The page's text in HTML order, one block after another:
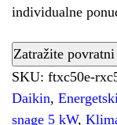
individualne
SKU: ftxc50e-
Daikin,
snage 5 kW,